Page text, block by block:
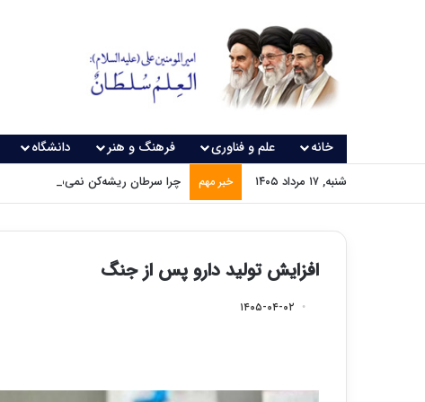
خانه علم و فناوری فرهنگ و هنر دانشگاه
شنبه, ۱۷ مرداد ۱۴۰۵ خبر مهم چرا سرطان ریشه‌کن نمی‌شود؟
افزایش تولید دارو پس از جنگ
۱۴۰۵-۰۴-۰۲